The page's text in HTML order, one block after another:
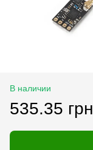
В наличии
535.35 грн